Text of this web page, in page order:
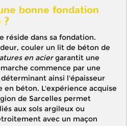
bonne fondation
?
réside dans sa fondation.
couler un lit de béton de
en aciergarantit une
commence par une
ainsi l'épaisseur
en béton. L'expérience acquise
de Sarcelles permet
aux sols argileux ou
avec un maçon